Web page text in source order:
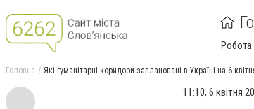
Робота
Головна Які гуманітарні коридори заплановані в Україні на 6
11:10, 6 квітня